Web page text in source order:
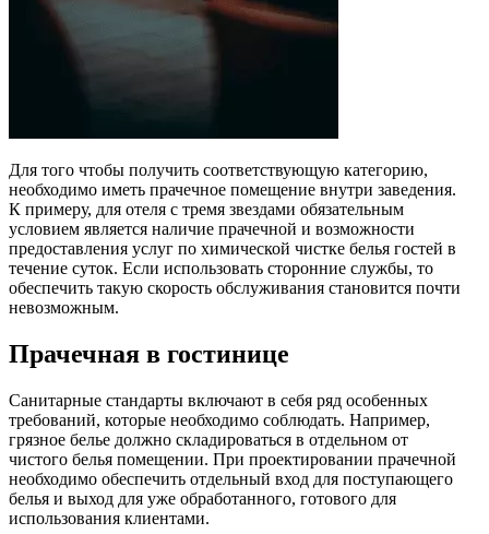
Для того чтобы получить соответствующую категорию,
необходимо иметь прачечное помещение внутри заведения.
К примеру, для отеля с тремя звездами обязательным
условием является наличие прачечной и возможности
предоставления услуг по химической чистке белья гостей в
течение суток. Если использовать сторонние службы, то
обеспечить такую скорость обслуживания становится почти
невозможным.
Прачечная в гостинице
Санитарные стандарты включают в себя ряд особенных
требований, которые необходимо соблюдать. Например,
грязное белье должно складироваться в отдельном от
чистого белья помещении. При проектировании прачечной
необходимо обеспечить отдельный вход для поступающего
белья и выход для уже обработанного, готового для
использования клиентами.